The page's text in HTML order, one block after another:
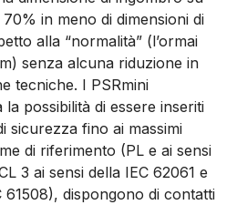
in meno di dimensioni di
alla “normalità” (l’ormai
senza alcuna riduzione in
tecniche. I PSRmini
possibilità di essere inseriti
sicurezza fino ai massimi
di riferimento (PL e ai sensi
3 ai sensi della IEC 62061 e
61508), dispongono di contatti